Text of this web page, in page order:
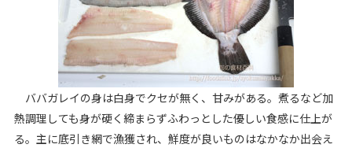
ババガレイの身は白身でクセが無く、甘みがある。煮るなど加
熱調理しても身が硬く締まらずふわっとした優しい食感に仕上が
る。主に底引き網で漁獲され、鮮度が良いものはなかなか出会え